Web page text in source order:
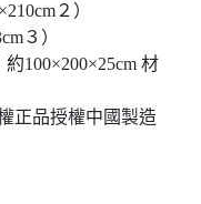
２）
３）
100×200×25cm 材
正品授權中國製造